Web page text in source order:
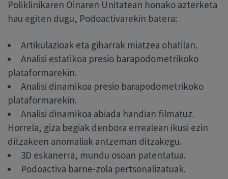
Poliklinikaren Oinaren Unitatean honako azterketa
hau egiten dugu, Podoactivarekin batera:
Artikulazioak eta giharrak miatzea ohatilan.
Analisi estatikoa presio barapodometrikoko
plataformarekin.
Analisi dinamikoa presio barapodometrikoko
plataformarekin.
Analisi dinamikoa abiada handian filmatuz.
Horrela, giza begiak denbora errealean ikusi ezin
ditzakeen anomaliak antzeman ditzakegu.
3D eskanerra, mundu osoan patentatua.
Podoactiva barne-zola pertsonalizatuak.